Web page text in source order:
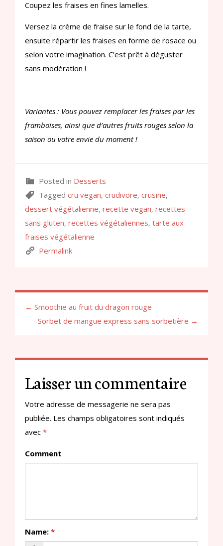
Coupez les fraises en fines lamelles.
Versez la crème de fraise sur le fond de la tarte,
ensuite répartir les fraises en forme de rosace ou
selon votre imagination. C’est prêt à déguster
sans modération !
Variantes : Vous pouvez remplacer les fraises par les
framboises, ainsi que d’autres fruits rouges selon la
saison ou votre envie du moment !
Posted in Desserts
Tagged cru vegan, crudivore, crusine,
dessert végétalienne, recette vegan, recettes
sans gluten, recettes végétaliennes, tarte aux
fraises végétalienne
Permalink
← Smoothie au fruit du dragon rouge
Sorbet de mangue express sans sorbetière →
Laisser un commentaire
Votre adresse de messagerie ne sera pas
publiée. Les champs obligatoires sont indiqués
avec *
Comment
Name: *